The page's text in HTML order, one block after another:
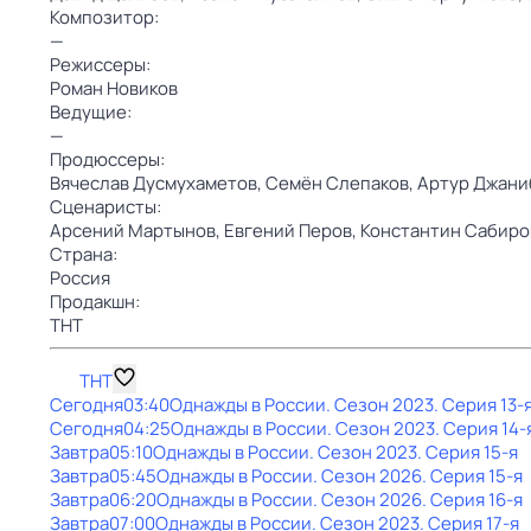
Композитор:
—
Режиссеры:
Роман Новиков
Ведущие:
—
Продюссеры:
Вячеслав Дусмухаметов,Семён Слепаков,Артур
Сценаристы:
Арсений Мартынов, Евгений Перов, Константин
Страна:
Россия
Продакшн:
ТНТ
ТНТ
Сегодня03:40Однажды в России. Сезон 2023. Серия 13-
Сегодня04:25Однажды в России. Сезон 2023. Серия 14-
Завтра05:10Однажды в России. Сезон 2023. Серия 15-я
Завтра05:45Однажды в России. Сезон 2026. Серия 15-я
Завтра06:20Однажды в России. Сезон 2026. Серия 16-я
Завтра07:00Однажды в России. Сезон 2023. Серия 17-я